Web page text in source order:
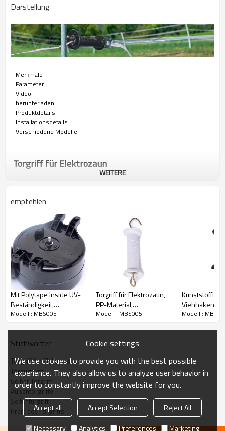
Darstellung
Merkmale
Parameter
Video
herunterladen
Produktdetails
Installationsdetails
Verschiedene Modelle
Torgriff für Elektrozaun
usw. Er ist mit positivem rutschfestem Griff und einer
hochfesten verzinkten Feder ausgestattet.
Merkmale
Mit UV-Beständigkeitsbehandlung für den
Langzeitgebrauch.
Verwendung für Elektrozauntor
Große Schutzschilder, Sicherheit für die Verwendung.
Parameter
Material: PE + STAHL
Farbe: Schwarz/Anpassen
WEITERE
empfehlen
Mit Polytape Inside UV-
Beständigkeit,
schwarzen Torgriffen,
Modell : MBS005
Torgriff für Elektrozaun,
PP-Material,
hochwertiger schwarzer
Modell : MBS005
Viehhaken
Torgriff, Field
Modell :
Stichwörter
Torgriff für Elektrozaun
Torzuggriff
Gelber Torgriff
Außentorgriffe
Seitentürgriff
Preis des Torgriffs
Cookie settings
We use cookies to provide you with the best possible
experience. They also allow us to analyze user behavior in
order to constantly improve the website for you.
Accept all Accept Selection
Reject All
Necessary
Analytics Preferences Marketing